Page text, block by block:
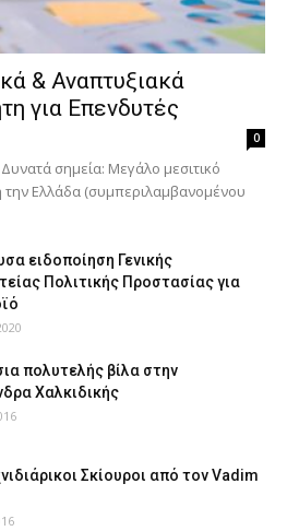
& Αναπτυξιακά
για Επενδυτές
0
σημεία: Μεγάλο μεσιτικό
την Ελλάδα (συμπεριλαμβανομένου
ειδοποίηση Γενικής
Πολιτικής Προστασίας για
πολυτελής βίλα στην
Χαλκιδικής
Σκίουροι από τον Vadim